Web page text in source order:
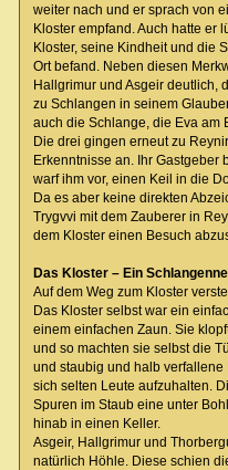
weiter nach und er sprach von
Kloster empfand. Auch hatte er
Kloster, seine Kindheit und die
Ort befand. Neben diesen
Hallgrimur und Asgeir deutlich,
zu Schlangen in seinem
auch die Schlange, die Eva am
Die drei gingen erneut zu
Erkenntnisse an. Ihr Gastgeber
warf ihm vor, einen Keil in die
Da es aber keine direkten
Trygvvi mit dem Zauberer in
dem Kloster einen Besuch
Das Kloster – Ein
Auf dem Weg zum Kloster
Das Kloster selbst war ein
einem einfachen Zaun. Sie
und so machten sie selbst die
und staubig und halb
sich selten Leute aufzuhalten.
Spuren im Staub eine unter
hinab in einen Keller.
Asgeir, Hallgrimur und
natürlich Höhle. Diese schien